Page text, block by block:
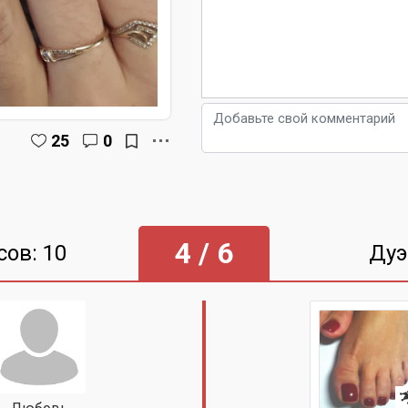
25 0
10 4 / 6